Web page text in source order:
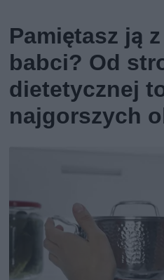
Pamiętasz ją
babci? Od
dietetycznej
najgorszych